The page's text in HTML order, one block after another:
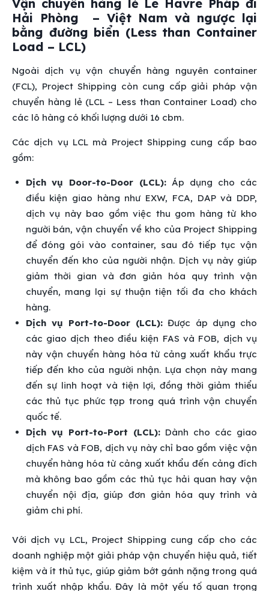
Vận chuyển hàng lẻ Le Havre Pháp đi
Hải Phòng – Việt Nam và ngược lại
bằng đường biển (Less than Container
Load – LCL)
Ngoài dịch vụ vận chuyển hàng nguyên container
(FCL), Project Shipping còn cung cấp giải pháp vận
chuyển hàng lẻ (LCL – Less than Container Load) cho
các lô hàng có khối lượng dưới 16 cbm.
Các dịch vụ LCL mà Project Shipping cung cấp bao
gồm:
Dịch vụ Door-to-Door (LCL): Áp dụng cho các
điều kiện giao hàng như EXW, FCA, DAP và DDP,
dịch vụ này bao gồm việc thu gom hàng từ kho
người bán, vận chuyển về kho của Project Shipping
để đóng gói vào container, sau đó tiếp tục vận
chuyển đến kho của người nhận. Dịch vụ này giúp
giảm thời gian và đơn giản hóa quy trình vận
chuyển, mang lại sự thuận tiện tối đa cho khách
hàng.
Dịch vụ Port-to-Door (LCL): Được áp dụng cho
các giao dịch theo điều kiện FAS và FOB, dịch vụ
này vận chuyển hàng hóa từ cảng xuất khẩu trực
tiếp đến kho của người nhận. Lựa chọn này mang
đến sự linh hoạt và tiện lợi, đồng thời giảm thiểu
các thủ tục phức tạp trong quá trình vận chuyển
quốc tế.
Dịch vụ Port-to-Port (LCL):Dành cho các giao
dịch FAS và FOB, dịch vụ này chỉ bao gồm việc vận
chuyển hàng hóa từ cảng xuất khẩu đến cảng đích
mà không bao gồm các thủ tục hải quan hay vận
chuyển nội địa, giúp đơn giản hóa quy trình và
giảm chi phí.
Với dịch vụ LCL, Project Shipping cung cấp cho các
doanh nghiệp một giải pháp vận chuyển hiệu quả, tiết
kiệm và ít thủ tục, giúp giảm bớt gánh nặng trong quá
trình xuất nhập khẩu. Đây là một yếu tố quan trọng